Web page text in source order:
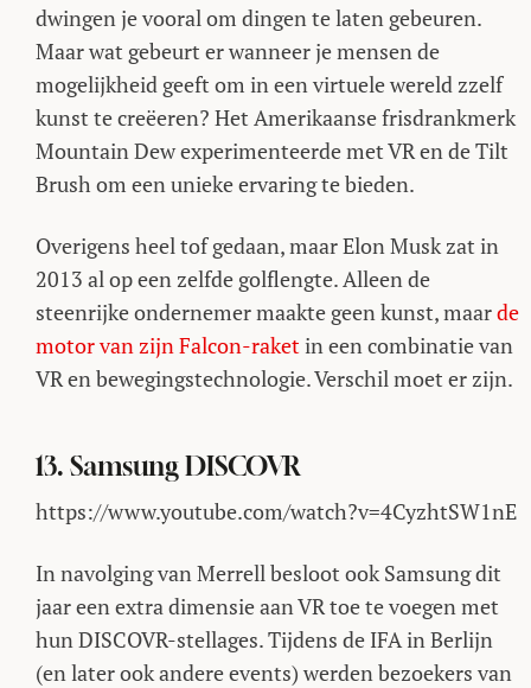
dwingen je vooral om dingen te laten gebeuren.
Maar wat gebeurt er wanneer je mensen de
mogelijkheid geeft om in een virtuele wereld zzelf
kunst te creëeren? Het Amerikaanse frisdrankmerk
Mountain Dew experimenteerde met VR en de Tilt
Brush om een unieke ervaring te bieden.
Overigens heel tof gedaan, maar Elon Musk zat in
2013 al op een zelfde golflengte. Alleen de
steenrijke ondernemer maakte geen kunst, maarde
motor van zijn Falcon-raketin een combinatie van
VR en bewegingstechnologie. Verschil moet er zijn.
13. Samsung DISCOVR
https://www.youtube.com/watch?v=4CyzhtSW1nE
In navolging van Merrell besloot ook Samsung dit
jaar een extra dimensie aan VR toe te voegen met
hun DISCOVR-stellages. Tijdens de IFA in Berlijn
(en later ook andere events) werden bezoekers van